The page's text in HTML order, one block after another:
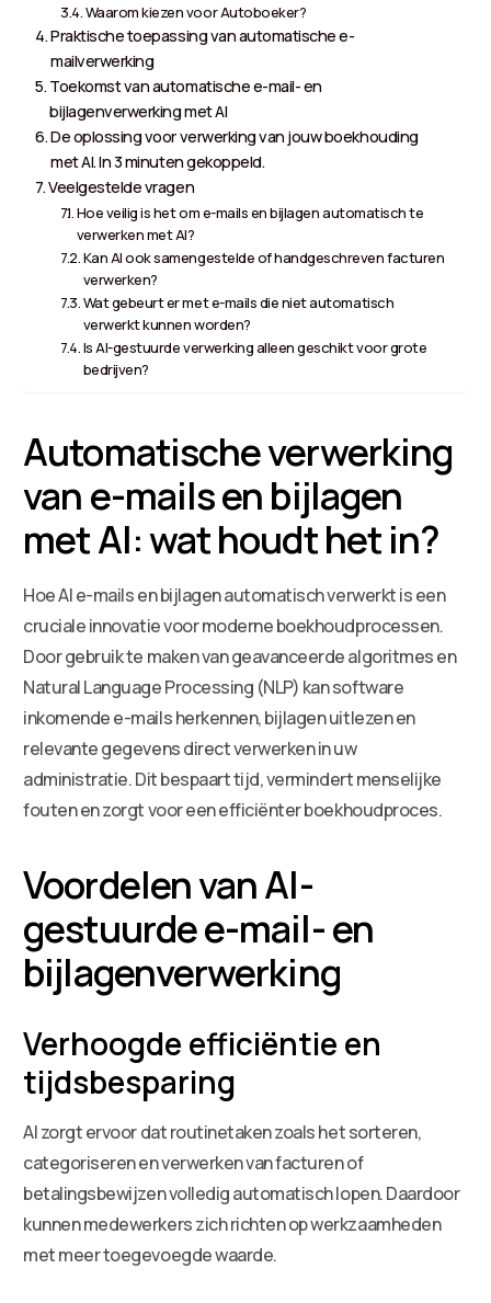
Waarom kiezen voor Autoboeker?
Praktische toepassing van automatische e-
mailverwerking
Toekomst van automatische e-mail- en
bijlagenverwerking met AI
De oplossing voor verwerking van jouw boekhouding
met AI. In 3 minuten gekoppeld.
Veelgestelde vragen
Hoe veilig is het om e-mails en bijlagen automatisch te
verwerken met AI?
Kan AI ook samengestelde of handgeschreven facturen
verwerken?
Wat gebeurt er met e-mails die niet automatisch
verwerkt kunnen worden?
Is AI-gestuurde verwerking alleen geschikt voor grote
bedrijven?
Automatische verwerking
van e-mails en bijlagen
met AI: wat houdt het in?
Hoe AI e-mails en bijlagen automatisch verwerkt is een
cruciale innovatie voor moderne boekhoudprocessen.
Door gebruik te maken van geavanceerde algoritmes en
Natural Language Processing (NLP) kan software
inkomende e-mails herkennen, bijlagen uitlezen en
relevante gegevens direct verwerken in uw
administratie. Dit bespaart tijd, vermindert menselijke
fouten en zorgt voor een efficiënter boekhoudproces.
Voordelen van AI-
gestuurde e-mail- en
bijlagenverwerking
Verhoogde efficiëntie en
tijdsbesparing
AI zorgt ervoor dat routinetaken zoals het sorteren,
categoriseren en verwerken van facturen of
betalingsbewijzen volledig automatisch lopen. Daardoor
kunnen medewerkers zich richten op werkzaamheden
met meer toegevoegde waarde.